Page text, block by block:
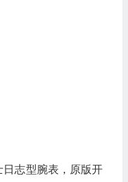
志型腕表，原版开